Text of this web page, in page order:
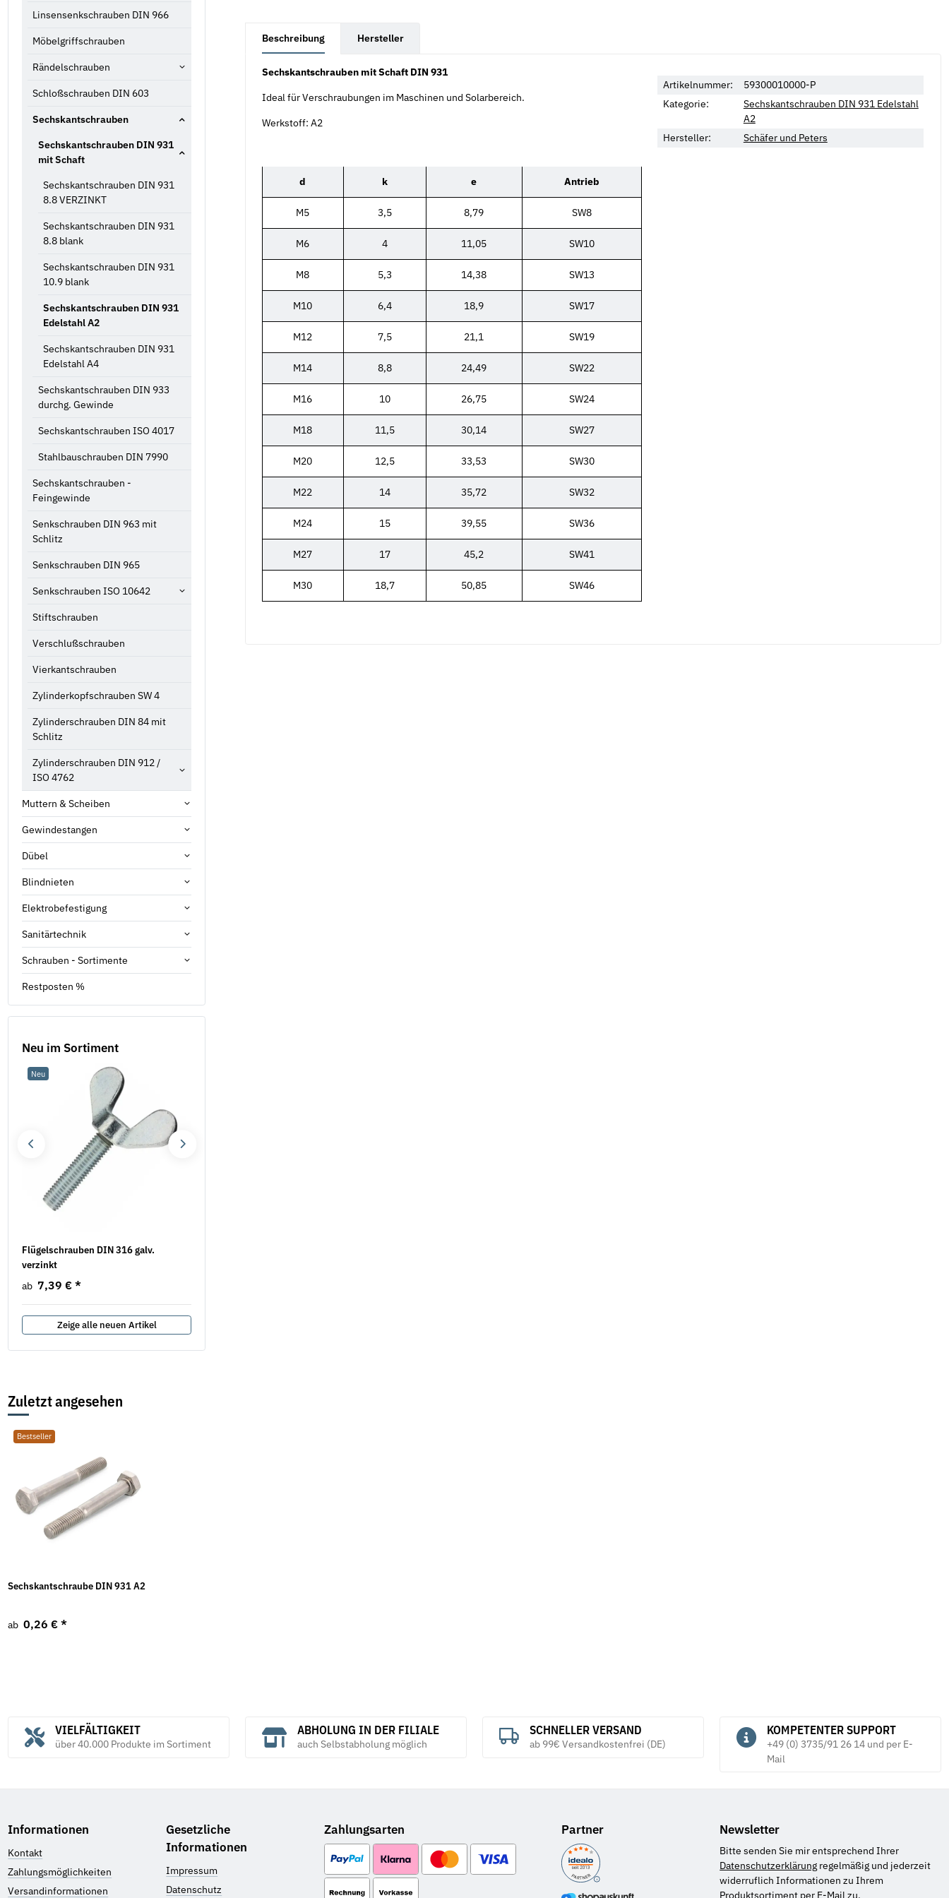
Beschreibung Hersteller
Sechskantschrauben mit Schaft DIN 931
Ideal für Verschraubungen im Maschinen und Solarbereich.
Werkstoff: A2
d k e Antrieb
M5 3,5 8,79 SW8
M6 4 11,05 SW10
M8 5,3 14,38 SW13
M10 6,4 18,9 SW17
M12 7,5 21,1 SW19
M14 8,8 24,49 SW22
M16 10 26,75 SW24
M18 11,5 30,14 SW27
M20 12,5 33,53 SW30
M22 14 35,72 SW32
M24 15 39,55 SW36
M27 17 45,2 SW41
M30 18,7 50,85 SW46
Artikelnummer:
59300010000-P
Kategorie:
Sechskantschrauben DIN 931 Edelstahl
A2
Hersteller:
Schäfer und Peters
Linsensenkschrauben DIN 966
Möbelgriffschrauben
Rändelschrauben
Schloßschrauben DIN 603
Sechskantschrauben
Sechskantschrauben DIN 931
mit Schaft
Sechskantschrauben DIN 931
8.8 VERZINKT
Sechskantschrauben DIN 931
8.8 blank
Sechskantschrauben DIN 931
10.9 blank
Sechskantschrauben DIN 931
Edelstahl A2
Sechskantschrauben DIN 931
Edelstahl A4
Sechskantschrauben DIN 933
durchg. Gewinde
Sechskantschrauben ISO 4017
Stahlbauschrauben DIN 7990
Sechskantschrauben -
Feingewinde
Senkschrauben DIN 963 mit
Schlitz
Senkschrauben DIN 965
Senkschrauben ISO 10642
Stiftschrauben
Verschlußschrauben
Vierkantschrauben
Zylinderkopfschrauben SW 4
Zylinderschrauben DIN 84 mit
Schlitz
Zylinderschrauben DIN 912 /
ISO 4762
Muttern & Scheiben
Gewindestangen
Dübel
Blindnieten
Elektrobefestigung
Sanitärtechnik
Schrauben - Sortimente
Restposten %
Neu im Sortiment
Neu
Flügelschrauben DIN 316 galv.
verzinkt
ab 7,39 € *
Zeige alle neuen Artikel
Zuletzt angesehen
Bestseller
Sechskantschraube DIN 931 A2
ab 0,26 € *
VIELFÄLTIGKEIT
über 40.000 Produkte im Sortiment
ABHOLUNG IN DER FILIALE
auch Selbstabholung möglich
SCHNELLER VERSAND
ab 99€ Versandkostenfrei (DE)
KOMPETENTER SUPPORT
+49 (0) 3735/91 26 14 und per E-
Mail
Informationen
Kontakt
Zahlungsmöglichkeiten
Versandinformationen
Gesetzliche
Informationen
Impressum
Datenschutz
Zahlungsarten Partner Newsletter
Bitte senden Sie mir entsprechend Ihrer
Datenschutzerklärung regelmäßig und jederzeit
widerruflich Informationen zu Ihrem